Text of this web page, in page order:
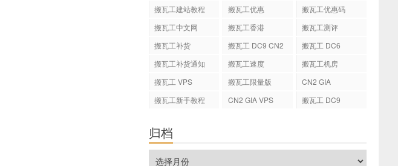
搬瓦工建站教程 搬瓦工优惠
搬瓦工优惠码
搬瓦工中文网
搬瓦工香港
搬瓦工测评
搬瓦工补货
搬瓦工 DC9 CN2
搬瓦工 DC6
搬瓦工补货通知
搬瓦工速度
搬瓦工机房
搬瓦工 VPS
搬瓦工限量版
CN2 GIA
搬瓦工新手教程
CN2 GIA VPS 搬瓦工 DC9
归档